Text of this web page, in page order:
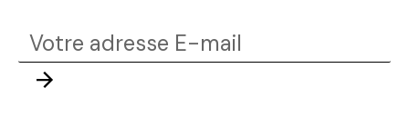
Votre
adresse
E-
Envoyer